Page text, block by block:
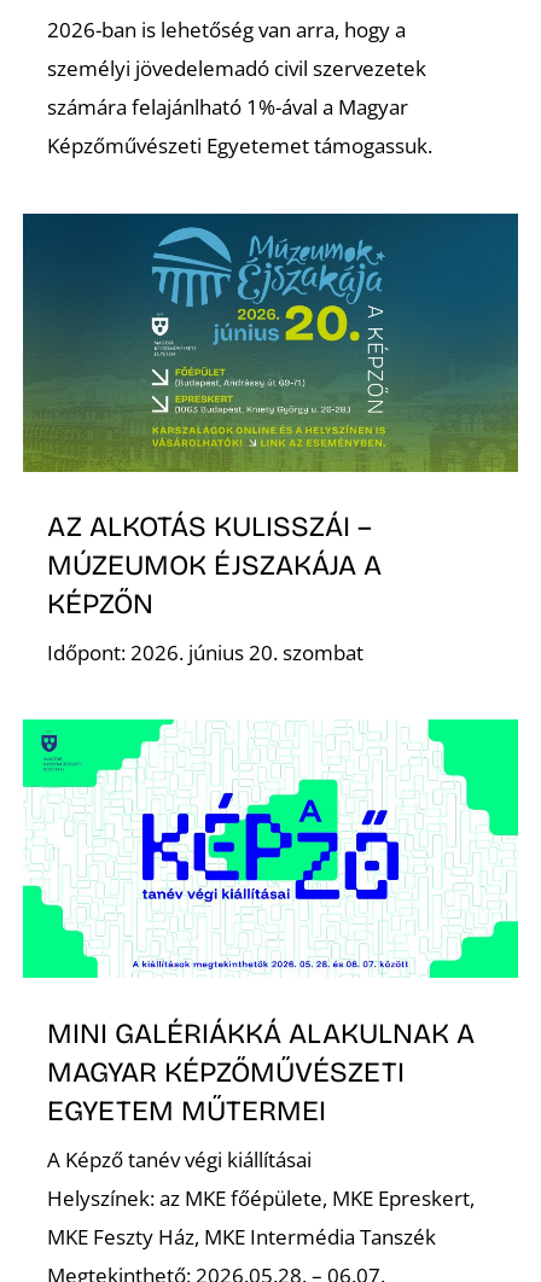
2026-ban is lehetőség van arra, hogy a
személyi jövedelemadó civil szervezetek
számára felajánlható 1%-ával a Magyar
Képzőművészeti Egyetemet támogassuk.
AZ ALKOTÁS KULISSZÁI –
MÚZEUMOK ÉJSZAKÁJA A
KÉPZŐN
Időpont: 2026. június 20. szombat
MINI GALÉRIÁKKÁ ALAKULNAK A
MAGYAR KÉPZŐMŰVÉSZETI
EGYETEM MŰTERMEI
A Képző tanév végi kiállításai
Helyszínek: az MKE főépülete, MKE Epreskert,
MKE Feszty Ház, MKE Intermédia Tanszék
Megtekinthető: 2026.05.28. – 06.07.